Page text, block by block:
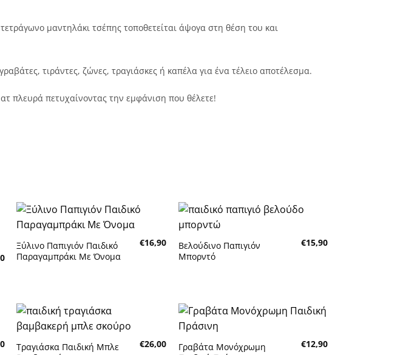
μαντηλάκι τσέπης τοποθετείται άψογα στη θέση του και
τιράντες, ζώνες, τραγιάσκες ή καπέλα για ένα τέλειο αποτέλεσμα.
πλευρά πετυχαίνοντας την εμφάνιση που θέλετε!
στην λίστα
Ξύλινο Παπιγιόν Παιδικό
Παραγαμπράκι Με Όνομα
€16,90
στην λίστα
Βελούδινο Παπιγιόν
Μπορντό
€15,90
στην λίστα
Τραγιάσκα Παιδική Μπλε
€26,00
στην λίστα
Γραβάτα Μονόχρωμη
€12,90